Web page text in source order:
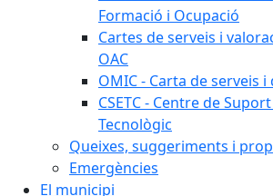
Formació i Ocupació
Cartes de serveis i
OAC
OMIC - Carta de serveis
CSETC - Centre de
Tecnològic
Queixes, suggeriments i
Emergències
El municipi